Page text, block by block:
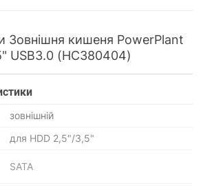
Зовнішня кишеня PowerPlant
USB3.0 (HC380404)
зовнішній
для HDD 2,5"/3,5"
SATA